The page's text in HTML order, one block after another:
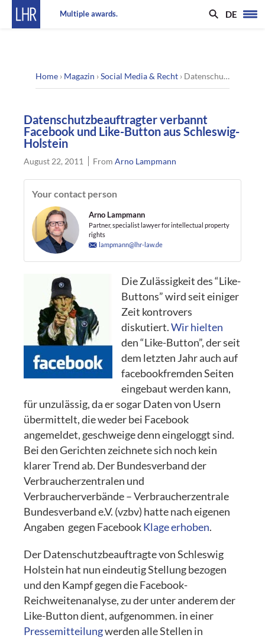
Multiple awards. DE
Home › Magazin ›Social Media & Recht › Datenschutzbeauftragter verbannt Facebook und Like-Button aus Schleswig-Holstein
Datenschutzbeauftragter verbannt
Facebook und Like-Button aus Schleswig-
Holstein
August 22, 2011 FromArno Lampmann
Your contact person
Arno Lampmann
Partner, specialist lawyer for intellectual property
rights
lampmann@lhr-law.de
Die Zulässigkeit des “Like-
Buttons” wird seit einiger
Zeit kontrovers
diskutiert.Wir hielten
den “Like-Button”, der seit
dem letzten Jahr auch auf
facebookfremden Seiten
eingebaut werden kann,
für unzulässig, da er sogar Daten von Usern
übermittelt, die weder bei Facebook
angemeldet, geschweige denn eingeloggt sind.
Bei den Gerichten zeichnete sich noch kein
klarer Trend ab. Der Bundesverband der
Verbraucherzentralen und
Verbraucherverbände – Verbraucherzentrale
Bundesverband e.V. (vzbv) hatte nach eigenen
Angaben gegen FacebookKlage erhoben.
Der Datenschutzbeauftragte von Schleswig
Holstein hat nun eindeutig Stellung bezogen
und den Kampf gegen die Facebook-
Reichweitenanalyse, zu der unter anderem der
Like-Button dient, aufgenommen. in einer
Pressemitteilungwerden alle Stellen in